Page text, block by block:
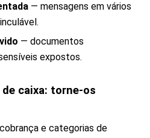
— mensagens em vários
— documentos
expostos.
caixa: torne-os
e categorias de